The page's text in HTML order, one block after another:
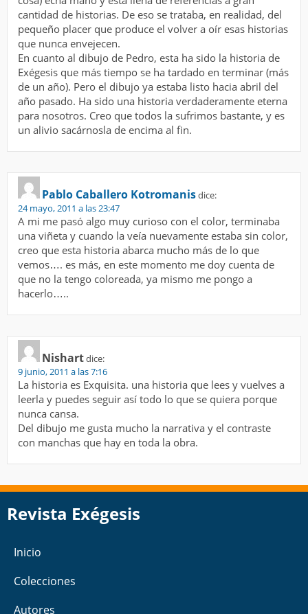
cantidad de historias. De eso se trataba, en realidad, del
pequeño placer que produce el volver a oír esas historias
que nunca envejecen.
En cuanto al dibujo de Pedro, esta ha sido la historia de
Exégesis que más tiempo se ha tardado en terminar (más
de un año). Pero el dibujo ya estaba listo hacia abril del
año pasado. Ha sido una historia verdaderamente eterna
para nosotros. Creo que todos la sufrimos bastante, y es
un alivio sacárnosla de encima al fin.
Pablo Caballero Kotromanisdice:
24 mayo, 2011 a las 23:47
A mi me pasó algo muy curioso con el color, terminaba
una viñeta y cuando la veía nuevamente estaba sin color,
creo que esta historia abarca mucho más de lo que
vemos…. es más, en este momento me doy cuenta de
que no la tengo coloreada, ya mismo me pongo a
hacerlo…..
Nishartdice:
9 junio, 2011 a las 7:16
La historia es Exquisita. una historia que lees y vuelves a
leerla y puedes seguir así todo lo que se quiera porque
nunca cansa.
Del dibujo me gusta mucho la narrativa y el contraste
con manchas que hay en toda la obra.
Revista Exégesis
Inicio
Colecciones
Autores